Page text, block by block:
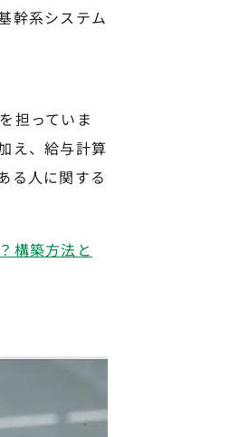
幹系システム
担っていま
え、給与計算
る人に関する
構築方法と